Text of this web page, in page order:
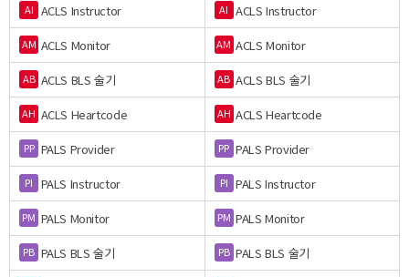
AI ACLS Instructor AI ACLS Instructor
AM ACLS Monitor AM ACLS Monitor
AB ACLS BLS 술기 AB ACLS BLS 술기
AH ACLS Heartcode AH ACLS Heartcode
PP PALS Provider PP PALS Provider
PI PALS Instructor PI PALS Instructor
PM PALS Monitor PM PALS Monitor
PB PALS BLS 술기 PB PALS BLS 술기